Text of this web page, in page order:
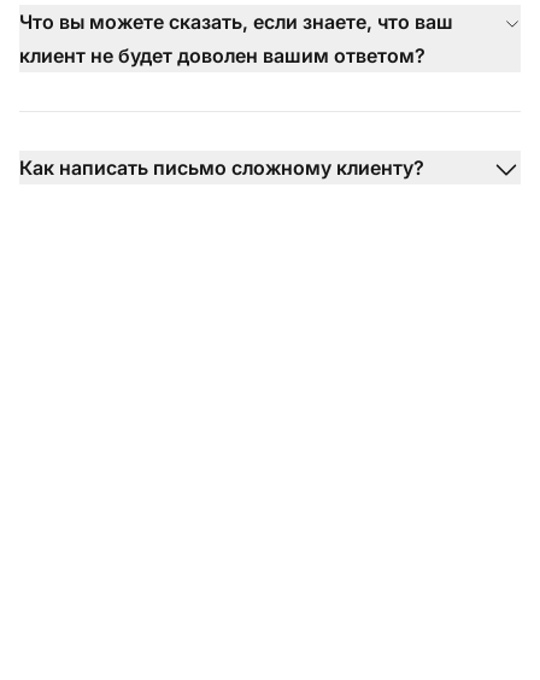
Что вы можете сказать, если знаете, что ваш
клиент не будет доволен вашим ответом?
Как написать письмо сложному клиенту?